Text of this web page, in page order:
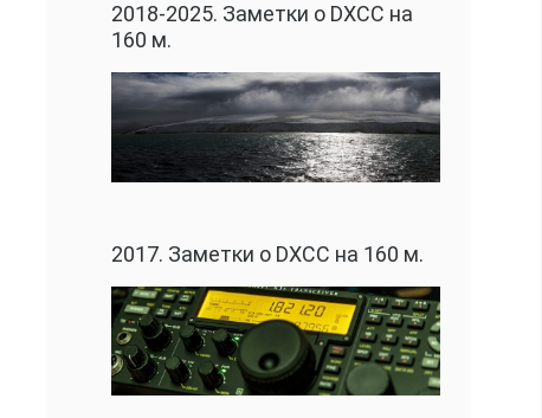
2018-2025. Заметки о DXCC на
160 м.
2017. Заметки о DXCC на 160 м.